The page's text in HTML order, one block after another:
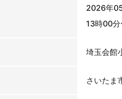
2026年
13時00
埼玉会館
さいたま